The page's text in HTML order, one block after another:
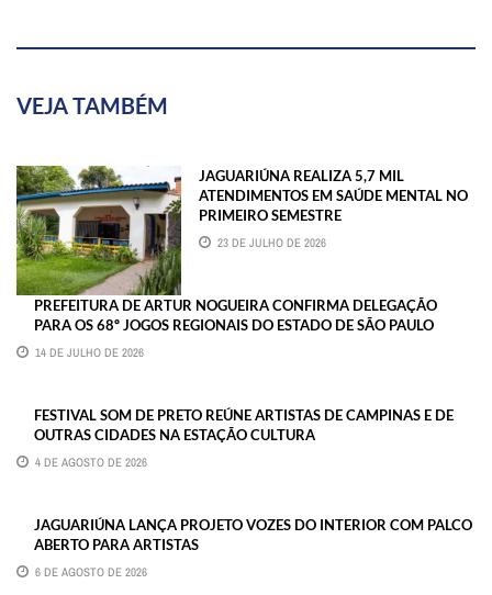
VEJA TAMBÉM
JAGUARIÚNA REALIZA 5,7 MIL
ATENDIMENTOS EM SAÚDE MENTAL NO
PRIMEIRO SEMESTRE
23 DE JULHO DE 2026
PREFEITURA DE ARTUR NOGUEIRA CONFIRMA DELEGAÇÃO
PARA OS 68º JOGOS REGIONAIS DO ESTADO DE SÃO PAULO
14 DE JULHO DE 2026
FESTIVAL SOM DE PRETO REÚNE ARTISTAS DE CAMPINAS E DE
OUTRAS CIDADES NA ESTAÇÃO CULTURA
4 DE AGOSTO DE 2026
JAGUARIÚNA LANÇA PROJETO VOZES DO INTERIOR COM PALCO
ABERTO PARA ARTISTAS
6 DE AGOSTO DE 2026